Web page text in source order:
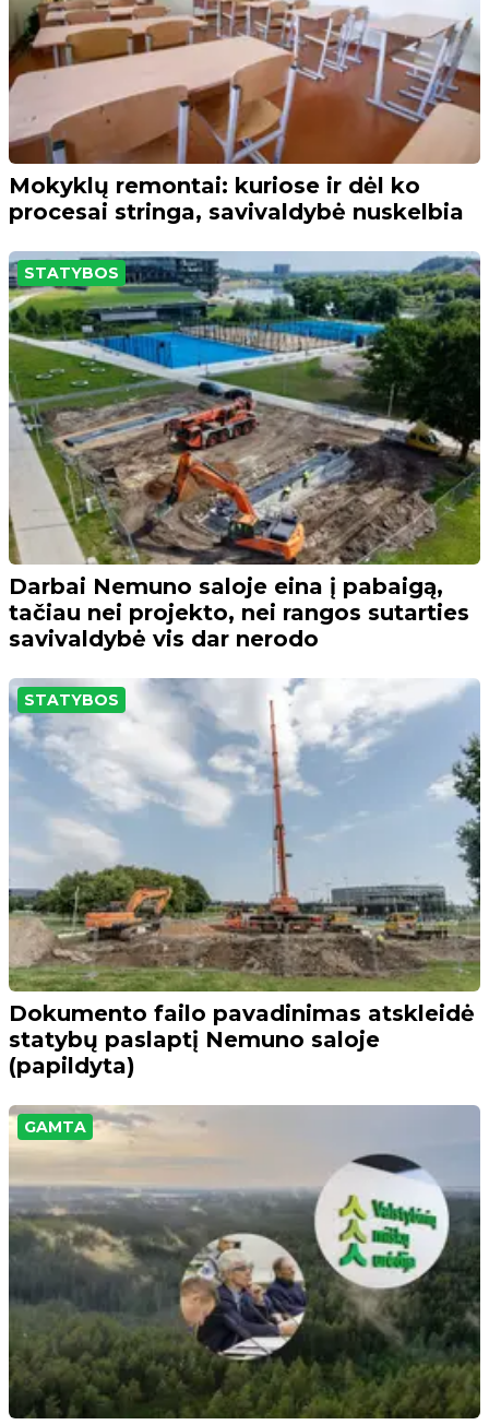
Mokyklų remontai: kuriose ir dėl ko
procesai stringa, savivaldybė nuskelbia
STATYBOS
Darbai Nemuno saloje eina į pabaigą,
tačiau nei projekto, nei rangos sutarties
savivaldybė vis dar nerodo
STATYBOS
Dokumento failo pavadinimas atskleidė
statybų paslaptį Nemuno saloje
(papildyta)
GAMTA